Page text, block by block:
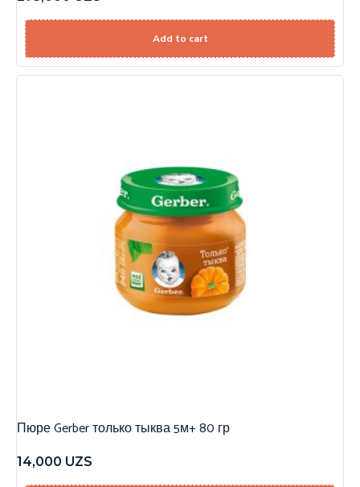
Add to cart
Пюре Gerber только тыква 5м+ 80 гр
14,000 UZS